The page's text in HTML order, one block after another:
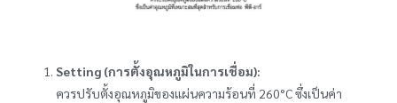
Setting (การตั้งอุณหภูมิในการเชื่อม):
ควรปรับตั้งอุณหภูมิของแผ่นความร้อนที่ 260°C ซึ่งเป็นค่า